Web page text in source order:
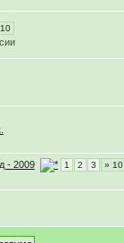
- 2009 1 2 3 » 10